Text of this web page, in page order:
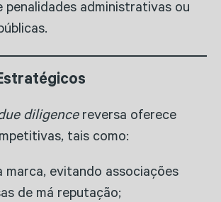
penalidades administrativas ou
diligencereversa oferece
tais como:
marca, evitando associações
de má reputação;